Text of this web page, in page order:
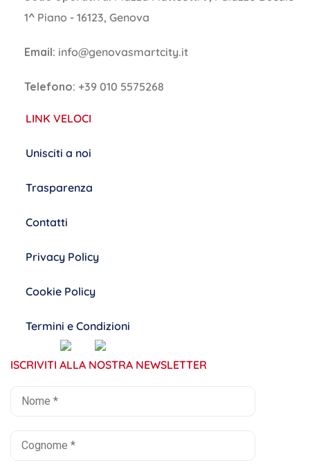
1^ Piano - 16123, Genova
Email: info@genovasmartcity.it
Telefono: +39 010 5575268
LINK VELOCI
Unisciti a noi
Trasparenza
Contatti
Privacy Policy
Cookie Policy
Termini e Condizioni
ISCRIVITI ALLA NOSTRA NEWSLETTER